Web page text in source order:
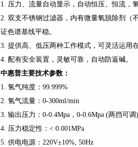
1. 压力、流量自动显示，自动恒压、恒流，
2. 双支不锈钢过滤器，内有微量氧脱除剂（
证色谱基线平稳。
3. 提供高、低压两种工作模式，可灵活运用
4. 配有安全装置，灵敏可靠，自动防返碱。
中惠普主要技术参数：
1. 氢气纯度：99.999%
2. 氢气流量：0-300ml/min
3. 输出压力：0-0.4Mpa，0-0.6Mpa (两挡可调)
4. 压力稳定性：< 0.001MPa
5. 供电电源：220V±10%, 50Hz